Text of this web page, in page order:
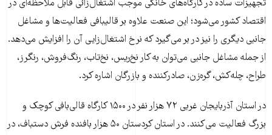
تجهیزات ساده در کارگاه‌های خانگی موجب اشتغال‌زائی قابل ملاحظه‌ای در
اقتصاد کشور می‌شود؛ این صنعت علاوه بر قالیبافی فعالیت‌ها و مشاغل
جانبی دیگری را نیز در بر می‌گیرد که نرخ اشتغال‌زایی آن را افزایش می‌دهد.
از جمله مشاغل جانبی می‌توان به کار نخ‌ریس، نخ‌تاب، رنگ‌فروش، رنگرز،
طراح، چله‌کش، گره‌زن، صادر‌کننده و بازرگان اشاره کرد.
در استان آذربایجان غربی ۷۲ هزار نفر در ۱۵۰۰ کارگاه قالی‌بافی کوچک و
بزرگ فعالیت می‌کنند. در استان کردستان ۵۰ هزار بافنده فرش دستباف، در